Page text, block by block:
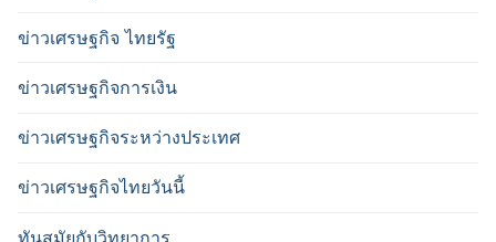
ข่าวเศรษฐกิจ ไทยรัฐ
ข่าวเศรษฐกิจการเงิน
ข่าวเศรษฐกิจระหว่างประเทศ
ข่าวเศรษฐกิจไทยวันนี้
ทันสมัยกับวิทยาการ